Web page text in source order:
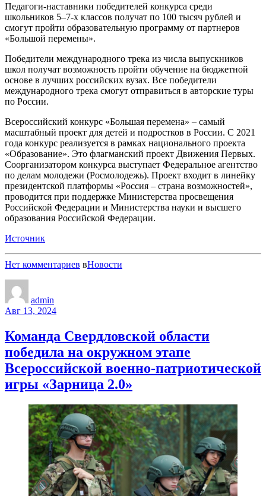
Педагоги-наставники победителей конкурса среди
школьников 5–7-х классов получат по 100 тысяч рублей и
смогут пройти образовательную программу от партнеров
«Большой перемены».
Победители международного трека из числа выпускников
школ получат возможность пройти обучение на бюджетной
основе в лучших российских вузах. Все победители
международного трека смогут отправиться в авторские туры
по России.
Всероссийский конкурс «Большая перемена» – самый
масштабный проект для детей и подростков в России. С 2021
года конкурс реализуется в рамках национального проекта
«Образование». Это флагманский проект Движения Первых.
Соорганизатором конкурса выступает Федеральное агентство
по делам молодежи (Росмолодежь). Проект входит в линейку
президентской платформы «Россия – страна возможностей»,
проводится при поддержке Министерства просвещения
Российской Федерации и Министерства науки и высшего
образования Российской Федерации.
Источник
Нет комментариев вНовости
admin
Авг 13, 2024
Команда Свердловской области
победила на окружном этапе
Всероссийской военно-патриотической
игры «Зарница 2.0»